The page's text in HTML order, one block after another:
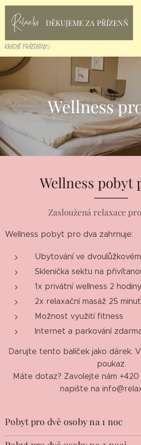
DĚKUJEME ZA PŘÍZENŇ
KRÁSNÉ PRÁZDNINY:)
Wellness
Wellness pobyt
Zasloužená relaxace
Wellness pobyt pro dva zahrnuje:
Ubytování ve
Sklenička sektu na
1x privátní wellness 2
2x relaxační masáž 25 minut
Možnost využití fitness
Internet a parkování
Darujte tento balíček jako dárek.
poukaz.
Máte dotaz? Zavolejte nám
napište na
Pobyt pro dvě osoby na 1 noc